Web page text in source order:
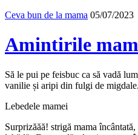
Ceva bun de la mama 05/07/2023
Amintirile
Să le pui pe feisbuc ca să vadă
vanilie și aripi din fulgi de migdale.
Lebedele mamei
Surprizăăă! strigă mama